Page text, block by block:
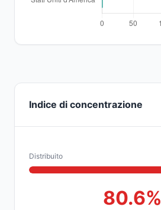
Indice di concentrazione
Distribuito
80.6%